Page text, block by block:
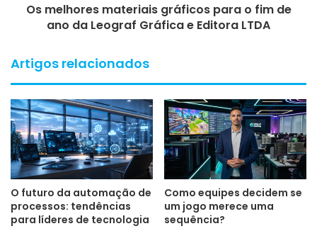
Os melhores materiais gráficos para o fim de
ano da Leograf Gráfica e Editora LTDA
Artigos relacionados
O futuro da automação de
processos: tendências
para líderes de tecnologia
Como equipes decidem se
um jogo merece uma
sequência?